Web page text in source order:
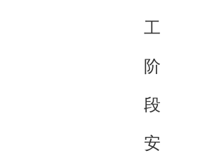
工
阶
段
安